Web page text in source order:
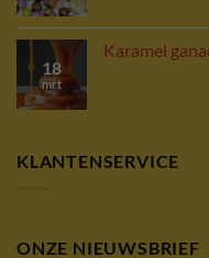
18
mrt
Karamel
KLANTENSERVICE
ONZE NIEUWSBRIEF